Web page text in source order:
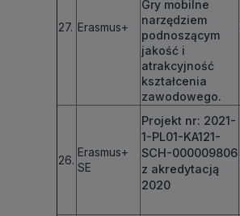
27. Erasmus+
Gry mobilne
narzędziem
podnoszącym
jakość i
atrakcyjność
kształcenia
zawodowego.
26.
Erasmus+
SE
Projekt nr: 2021-
1-PL01-KA121-
SCH-000009806
z akredytacją
2020